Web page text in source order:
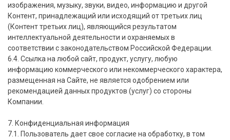
изображения, музыку, звуки, видео, информацию и другой
Контент, принадлежащий или исходящий от третьих лиц
(Контент третьих лиц), являющийся результатом
интеллектуальной деятельности и охраняемых в
соответствии с законодательством Российской Федерации.
6.4. Ссылка на любой сайт, продукт, услугу, любую
информацию коммерческого или некоммерческого характера,
размещенная на Сайте, не является одобрением или
рекомендацией данных продуктов (услуг) со стороны
Компании.
7. Конфиденциальная информация
7.1. Пользователь дает свое согласие на обработку, в том